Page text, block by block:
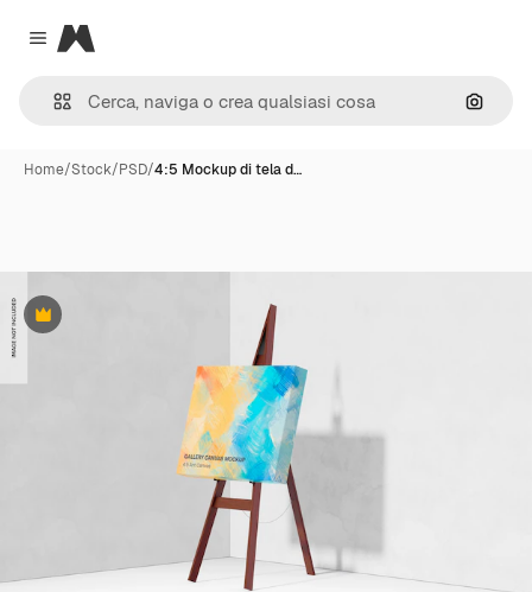
Close menu
Magnific
Cerca
Home/Stock/PSD/4:5 Mockup di tela d…
Premium